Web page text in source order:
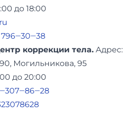
до 18:00
796‒30‒38
коррекции тела. Адреc:
Могильникова, 95
до 20:00